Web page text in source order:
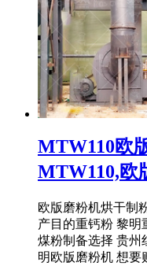
MTW110欧
MTW110,欧
欧版磨粉机烘干制
产目的重钙粉 黎明
煤粉制备选择 贵州
明欧版磨粉机 想要